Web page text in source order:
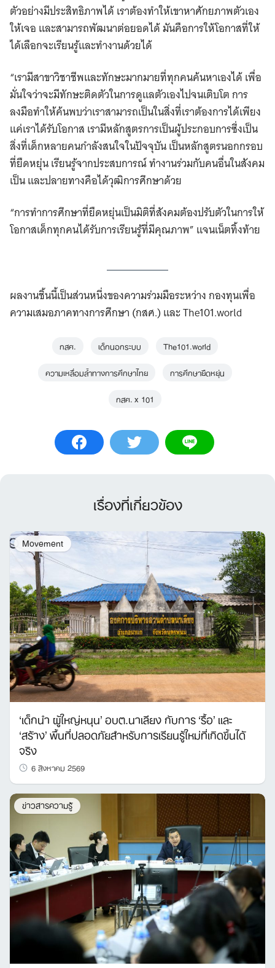
Search
for:
ตัวอย่างมีประสิทธิภาพได้ เราต้องทำให้เขาหาศักยภาพตัวเอง
ให้เจอ และสามารถพัฒนาต่อยอดได้ มันคือการให้โอกาสที่ให้
ได้เลือกจะเรียนรู้และทำงานด้วยได้
“เรามีสาขาวิชาชีพและทักษะมากมายที่ทุกคนค้นหาเองได้ เพื่อ
มั่นใจว่าจะมีทักษะติดตัวในการดูแลตัวเองไปจนเติบโต การ
ลงมือทำให้ค้นพบว่าเราสามารถเป็นในสิ่งที่เราต้องการได้เพียง
แค่เราได้รับโอกาส เรามีหลักสูตรการเป็นผู้ประกอบการซึ่งเป็น
สิ่งที่เด็กหลายคนกำลังสนใจในปัจจุบัน เป็นหลักสูตรนอกกรอบ
ที่ยืดหยุ่น เรียนรู้จากประสบการณ์ ทำงานร่วมกับคนอื่นในสังคม
เป็น และปลายทางคือได้วุฒิการศึกษาด้วย
“การทำการศึกษาที่ยืดหยุ่นเป็นมิติที่สังคมต้องปรับตัวในการให้
โอกาสเด็กทุกคนได้รับการเรียนรู้ที่มีคุณภาพ” แจนเน็ตทิ้งท้าย
ผลงานชิ้นนี้เป็นส่วนหนึ่งของความร่วมมือระหว่าง กองทุนเพื่อ
ความเสมอภาคทางการศึกษา (กสศ.) และ The101.world
กสศ. เด็กนอกระบบ
The101.world
ความเหลื่อมล้ำทางการศึกษาไทย
การศึกษายืดหยุ่น
กสศ. x 101
เรื่องที่เกี่ยวข้อง
Movement
‘เด็กนำ ผู้ใหญ่หนุน’ อบต.นาเลียง กับการ ‘รื้อ’ และ
‘สร้าง’ พื้นที่ปลอดภัยสำหรับการเรียนรู้ใหม่ที่เกิดขึ้นได้
จริง
6 สิงหาคม 2569
ข่าวสารความรู้